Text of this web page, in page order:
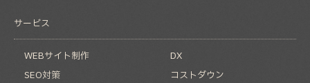
サービス
WEBサイト制作
SEO対策
DX
コストダウン